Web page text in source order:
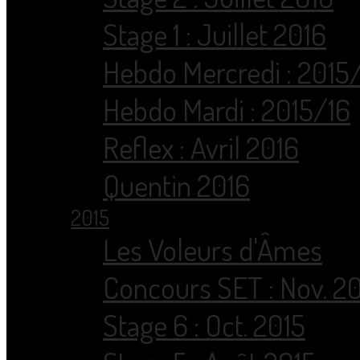
Stage 1 : Juillet 2016
Hebdo Mercredi :
Hebdo Mardi : 2015/16
Reflex : Avril 2016
Quentin 2016
2015
Les Voleurs d'Âmes
Concours SET : Nov.
Stage 6 : Oct. 2015